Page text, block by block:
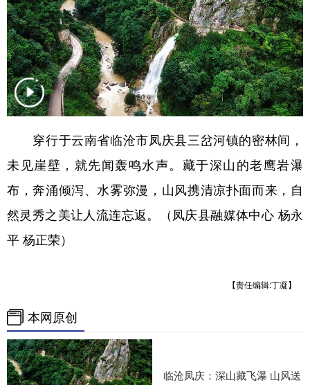
经济 服务 云南故事
云南青年说 趣看文物
穿行于云南省临沧市凤庆县三岔河镇的密林间，
未见崖壁，就先闻轰鸣水声。藏于深山的老鹰岩瀑
布，奔涌倾泻、水雾弥漫，山风携清凉扑面而来，自
然灵秀之美让人流连忘返。（凤庆县融媒体中心 杨永
平 杨正荣）
【责任编辑:丁凝】
本网原创
临沧凤庆：深山藏飞瀑 山风送